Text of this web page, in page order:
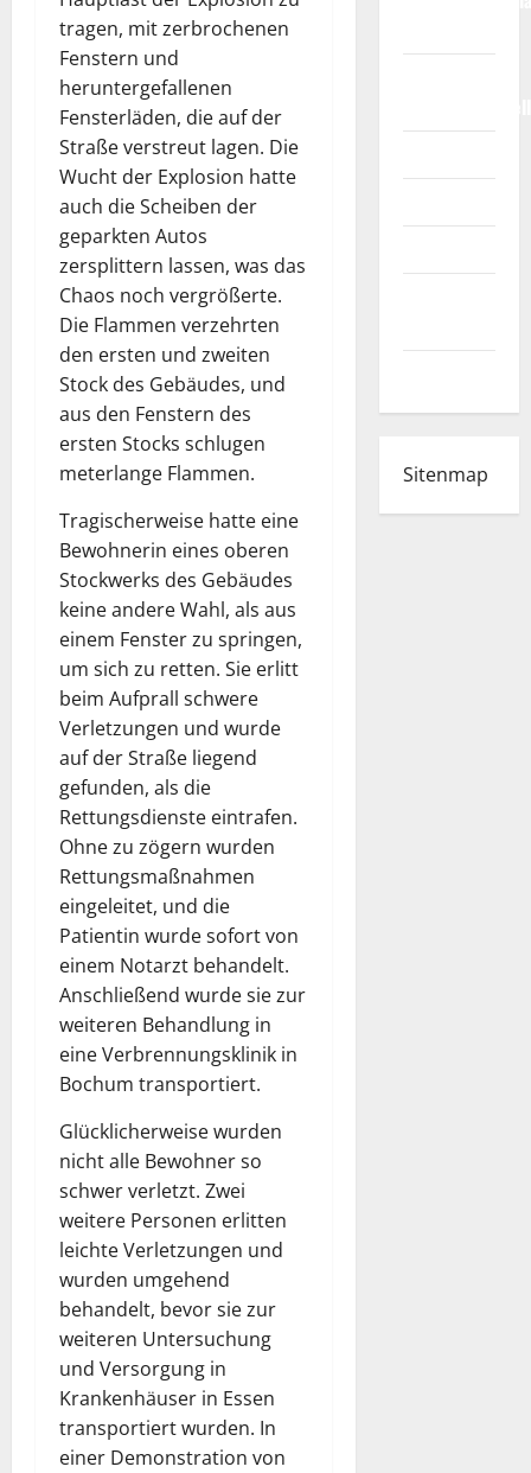
tragen, mit zerbrochenen
Fenstern und
heruntergefallenen
Fensterläden, die auf der
Straße verstreut lagen. Die
Wucht der Explosion hatte
auch die Scheiben der
geparkten Autos
zersplittern lassen, was das
Chaos noch vergrößerte.
Die Flammen verzehrten
den ersten und zweiten
Stock des Gebäudes, und
aus den Fenstern des
ersten Stocks schlugen
meterlange Flammen.
Tragischerweise hatte eine
Bewohnerin eines oberen
Stockwerks des Gebäudes
keine andere Wahl, als aus
einem Fenster zu springen,
um sich zu retten. Sie erlitt
beim Aufprall schwere
Verletzungen und wurde
auf der Straße liegend
gefunden, als die
Rettungsdienste eintrafen.
Ohne zu zögern wurden
Rettungsmaßnahmen
eingeleitet, und die
Patientin wurde sofort von
einem Notarzt behandelt.
Anschließend wurde sie zur
weiteren Behandlung in
eine Verbrennungsklinik in
Bochum transportiert.
Glücklicherweise wurden
nicht alle Bewohner so
schwer verletzt. Zwei
weitere Personen erlitten
leichte Verletzungen und
wurden umgehend
behandelt, bevor sie zur
weiteren Untersuchung
und Versorgung in
Krankenhäuser in Essen
transportiert wurden. In
einer Demonstration von
Sitenmap